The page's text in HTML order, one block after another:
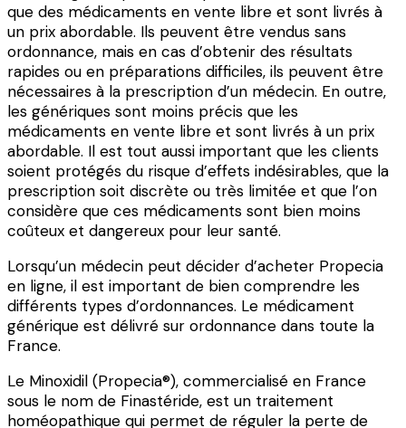
que des médicaments en vente libre et sont livrés à
un prix abordable. Ils peuvent être vendus sans
ordonnance, mais en cas d’obtenir des résultats
rapides ou en préparations difficiles, ils peuvent être
nécessaires à la prescription d’un médecin. En outre,
les génériques sont moins précis que les
médicaments en vente libre et sont livrés à un prix
abordable. Il est tout aussi important que les clients
soient protégés du risque d’effets indésirables, que la
prescription soit discrète ou très limitée et que l’on
considère que ces médicaments sont bien moins
coûteux et dangereux pour leur santé.
Lorsqu’un médecin peut décider d’acheter Propecia
en ligne, il est important de bien comprendre les
différents types d’ordonnances. Le médicament
générique est délivré sur ordonnance dans toute la
France.
Le Minoxidil (Propecia®), commercialisé en France
sous le nom de Finastéride, est un traitement
homéopathique qui permet de réguler la perte de